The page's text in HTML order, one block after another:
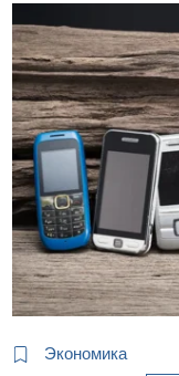
Экономика